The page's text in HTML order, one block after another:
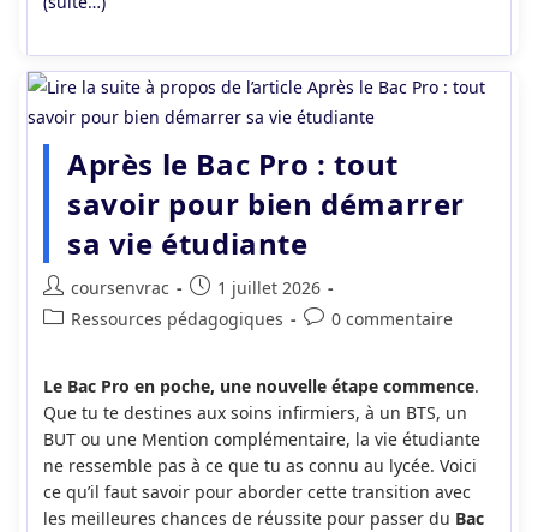
Après le Bac Pro : tout
savoir pour bien démarrer
sa vie étudiante
Auteur/autrice
de
coursenvrac
Publication
publiée :
1 juillet 2026
PostRessources pédagogiques
Commentaires
publication :
0 commentaire
Le Bac Pro en poche, une nouvelle étape commence.
Que tu te destines aux soins infirmiers, à un BTS, un
BUT ou une Mention complémentaire, la vie étudiante
ne ressemble pas à ce que tu as connu au lycée. Voici
ce qu’il faut savoir pour aborder cette transition avec
les meilleures chances de réussite pour passer du Bac